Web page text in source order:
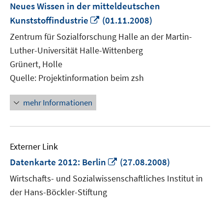
Neues Wissen in der mitteldeutschen
Kunststoffindustrie
In
Fenster
öffnen
(01.11.2008)
Zentrum für Sozialforschung Halle an der Martin-
Luther-Universität Halle-Wittenberg
Grünert, Holle
Quelle: Projektinformation beim zsh
mehr Informationen
Externer Link
Datenkarte 2012: Berlin
In
neuem
Fenster
(27.08.2008)
Wirtschafts- und Sozialwissenschaftliches Institut in
der Hans-Böckler-Stiftung